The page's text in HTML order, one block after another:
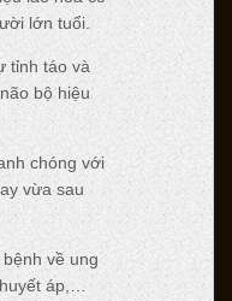
lớn tuổi.
tỉnh táo và
bộ hiệu
chóng với
vừa sau
về ung
áp,…